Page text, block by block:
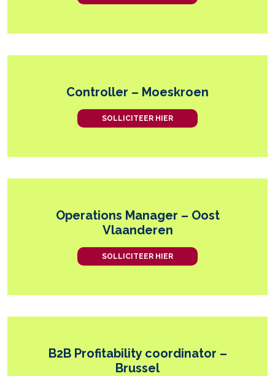
Controller – Moeskroen
SOLLICITEER HIER
Operations Manager – Oost
Vlaanderen
SOLLICITEER HIER
B2B Profitability coordinator –
Brussel